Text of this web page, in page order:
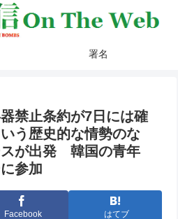
署名
器禁止条約が7日には確
う歴史的な情勢のな
が出発 韓国の青年
参加
Facebook はてブ